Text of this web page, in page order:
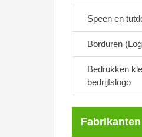
Speen en
Borduren
Bedrukken
bedrijfslogo
Fabrikanten